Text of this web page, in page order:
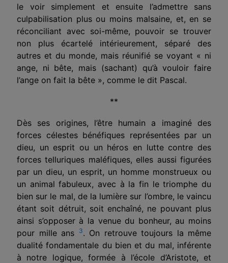
le voir simplement et ensuite l’admet­tre sans
culpabilisation plus ou moins malsaine, et, en se
récon­ciliant avec soi-même, pouvoir se trouver
non plus écartelé intérieurement, séparé des
autres et du monde, mais réunifié se voyant « ni
ange, ni bête, mais (sachant) qu’à vouloir faire
l’ange on fait la bête », comme le dit Pascal.
**
Dès ses origines, l’être humain a imaginé des
forces célestes bénéfiques représentées par un
dieu, un esprit ou un héros en lutte contre des
forces telluriques maléfiques, elles aussi figurées
par un dieu, un esprit, un homme monstrueux ou
un animal fabuleux, avec à la fin le triomphe du
bien sur le mal, de la lumière sur l’ombre, le vaincu
étant soit détruit, soit enchaîné, ne pouvant plus
ainsi s’opposer à la venue du bonheur, au moins
pour mille ans
3. On retrouve toujours la même
dualité fondamentale du bien et du mal, inférente
à notre logique, formée à l’école d’Aristote, et